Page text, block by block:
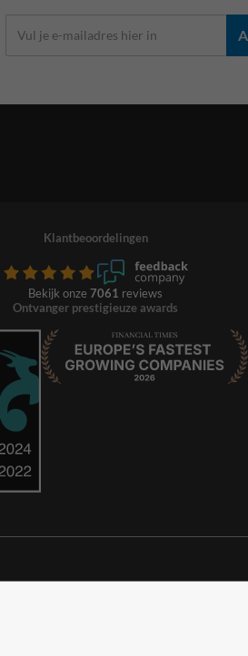
Klantbeoordelingen
Bekijk onze 7061 reviews
Ontvanger prestigieuze awards